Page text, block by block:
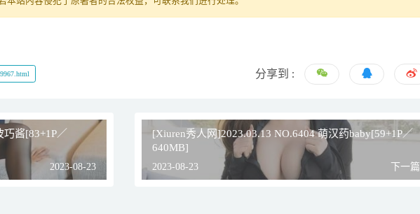
分享到 :
酱[83+1P／
2023-08-23
[Xiuren秀人网]2023.03.13 NO.6404 萌汉药baby[59+1P／
640MB]
2023-08-23 下一篇